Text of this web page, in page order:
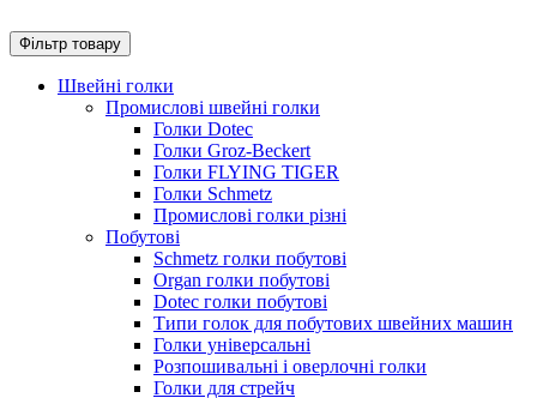
Фільтр товару
Швейні голки
Промислові швейні голки
Голки Dotec
Голки Groz-Beckert
Голки FLYING TIGER
Голки Schmetz
Промислові голки різні
Побутові
Schmetz голки побутові
Organ голки побутові
Dotec голки побутові
Типи голок для побутових швейних машин
Голки універсальні
Розпошивальні і оверлочні голки
Голки для стрейч